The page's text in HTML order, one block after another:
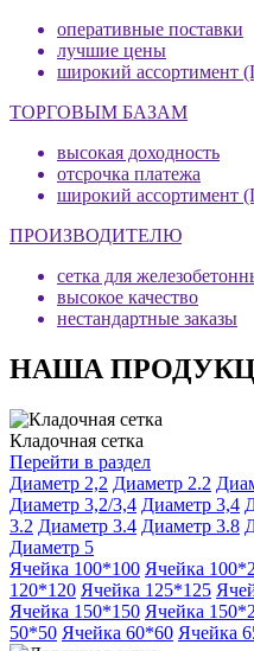
оперативные поставки
лучшие цены
широкий
ТОРГОВЫМ БАЗАМ
высокая доходность
отсрочка платежа
широкий
ПРОИЗВОДИТЕЛЮ
сетка для
высокое качество
нестандартные заказы
НАША
Кладочная сетка
Перейти в раздел
Диаметр 2,2 Диаметр 2.2
Диаметр 3,2/3,4 Диаметр 3,4
3.2 Диаметр 3.4 Диаметр 3.8
Диаметр 5
Ячейка 100*100 Ячейка
120*120 Ячейка 125*125
Ячейка 150*150 Ячейка
50*50 Ячейка 60*60 Ячейка